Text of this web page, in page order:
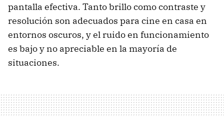
pantalla efectiva. Tanto brillo como contraste y
resolución son adecuados para cine en casa en
entornos oscuros, y el ruido en funcionamiento
es bajo y no apreciable en la mayoría de
situaciones.